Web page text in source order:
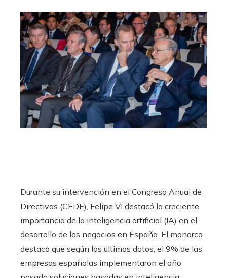
Durante su intervención en el Congreso Anual de
Directivas (CEDE), Felipe VI destacó la creciente
importancia de la inteligencia artificial (IA) en el
desarrollo de los negocios en España. El monarca
destacó que según los últimos datos, el 9% de las
empresas españolas implementaron el año